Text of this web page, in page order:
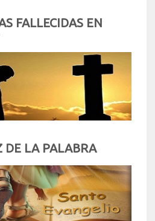
FALLECIDAS EN
DE LA PALABRA